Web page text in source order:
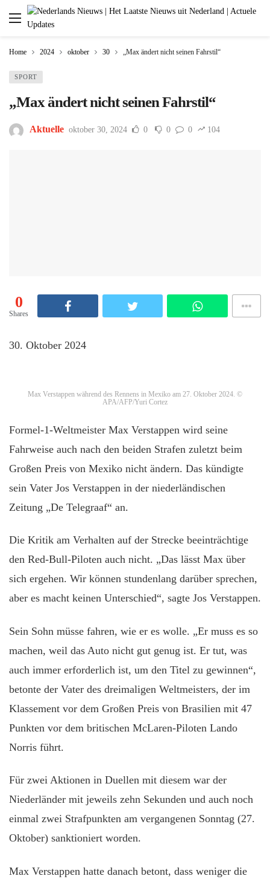
Home 2024 oktober 30 „Max ändert nicht seinen Fahrstil“
SPORT
„Max ändert nicht seinen Fahrstil“
Aktuelle oktober 30, 2024 0 0 0 104
0
Shares
30. Oktober 2024
Max Verstappen während des Rennens in Mexiko am 27. Oktober 2024. ©
APA/AFP/Yuri Cortez
Formel-1-Weltmeister Max Verstappen wird seine
Fahrweise auch nach den beiden Strafen zuletzt beim
Großen Preis von Mexiko nicht ändern. Das kündigte
sein Vater Jos Verstappen in der niederländischen
Zeitung „De Telegraaf“ an.
Die Kritik am Verhalten auf der Strecke beeinträchtige
den Red-Bull-Piloten auch nicht. „Das lässt Max über
sich ergehen. Wir können stundenlang darüber sprechen,
aber es macht keinen Unterschied“, sagte Jos Verstappen.
Sein Sohn müsse fahren, wie er es wolle. „Er muss es so
machen, weil das Auto nicht gut genug ist. Er tut, was
auch immer erforderlich ist, um den Titel zu gewinnen“,
betonte der Vater des dreimaligen Weltmeisters, der im
Klassement vor dem Großen Preis von Brasilien mit 47
Punkten vor dem britischen McLaren-Piloten Lando
Norris führt.
Für zwei Aktionen in Duellen mit diesem war der
Niederländer mit jeweils zehn Sekunden und auch noch
einmal zwei Strafpunkten am vergangenen Sonntag (27.
Oktober) sanktioniert worden.
Max Verstappen hatte danach betont, dass weniger die